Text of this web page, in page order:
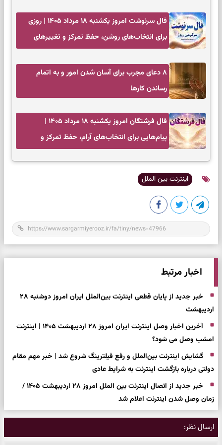
فال سرنوشت امروز یکشنبه ۱۸ مرداد ۱۴۰۵ | روزی
برای انتخاب‌های روشن، حفظ تمرکز و تغییرهای
۸ دعای مجرب برای آسان شدن امور و به اتمام
رساندن کار‌ها
فال فرشتگان امروز یکشنبه ۱۸ مرداد ۱۴۰۵ |
پیام‌هایی برای انتخاب‌های آرام، حفظ تمرکز و
اینترنت بین الملل
اخبار مرتبط
خبر جدید از پایان قطعی اینترنت بین‌الملل ایران امروز دوشنبه ۲۸
اردیبهشت
آخرین اخبار وصل اینترنت ایران امروز ۲۸ اردیبهشت ۱۴۰۵ | اینترنت
امشب وصل می شود؟
گشایش اینترنت بین‌الملل و رفع فیلترینگ شروع شد | خبر مهم مقام
دولتی درباره بازگشت اینترنت به شرایط عادی
خبر جدید از اتصال اینترنت بین الملل امروز ۲۸ اردیبهشت ۱۴۰۵ /
زمان وصل شدن اینترنت اعلام شد
ارسال نظر: